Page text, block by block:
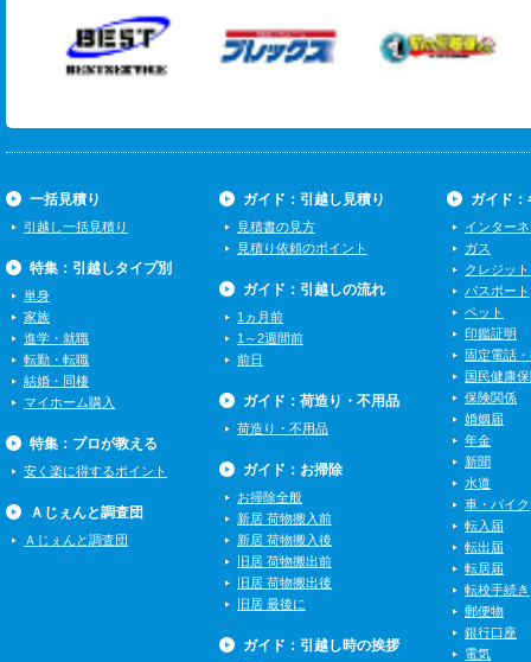
一括見積り
引越し一括見積り
特集：引越しタイプ別
単身
家族
進学・就職
転勤・転職
結婚・同棲
マイホーム購入
特集：プロが教える
安く楽に得するポイント
Ａじぇんと調査団
Ａじぇんと調査団
ガイド：引越し見積り
見積書の見方
見積り依頼のポイント
ガイド：引越しの流れ
1ヵ月前
1～2週間前
前日
ガイド：荷造り・不用品
荷造り・不用品
ガイド：お掃除
お掃除全般
新居 荷物搬入前
新居 荷物搬入後
旧居 荷物搬出前
旧居 荷物搬出後
旧居 最後に
ガイド：引越し時の挨拶
ガイド
インター
ガス
クレジッ
パスポート
ペット
印鑑証明
固定電話
国民健康
保険関係
婚姻届
年金
新聞
水道
車・バイク
転入届
転出届
転居届
転校手続き
郵便物
銀行口座
電気